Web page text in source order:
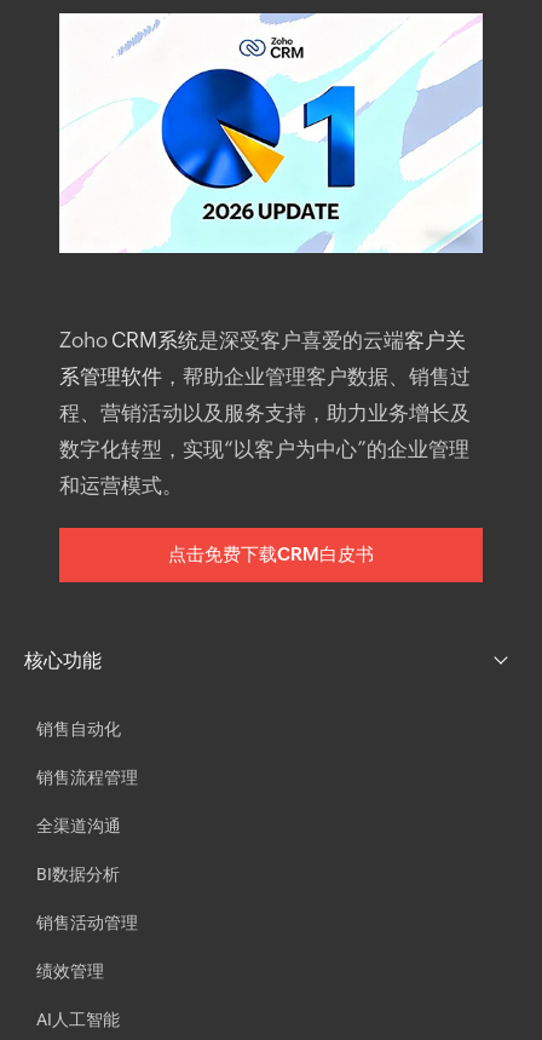
Zoho CRM系统是深受客户喜爱的云端客户关
系管理软件 ，帮助企业管理客户数据、销售过
程、营销活动以及服务支持，助力业务增长及
数字化转型，实现“以客户为中心”的企业管理
和运营模式。
点击免费下载CRM白皮书
核心功能
销售自动化
销售流程管理
全渠道沟通
BI数据分析
销售活动管理
绩效管理
AI人工智能